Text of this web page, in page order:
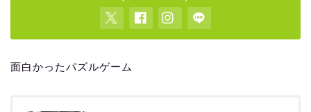
面白かったパズルゲーム